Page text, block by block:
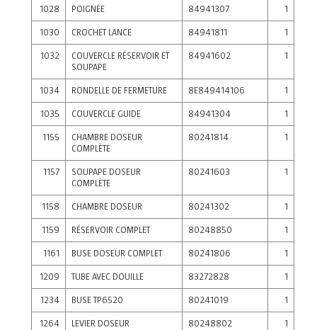
1028 POIGNÉE 84941307 1
1030 CROCHET LANCE 84941811 1
1032
COUVERCLE RÉSERVOIR ET
SOUPAPE
84941602 1
1034 RONDELLE DE FERMETURE 8E849414106 1
1035 COUVERCLE GUIDE 84941304 1
1155
CHAMBRE DOSEUR
COMPLÈTE
80241814 1
1157
SOUPAPE DOSEUR
COMPLÈTE
80241603 1
1158 CHAMBRE DOSEUR 80241302 1
1159 RÉSERVOIR COMPLET 80248850 1
1161 BUSE DOSEUR COMPLET 80241806 1
1209 TUBE AVEC DOUILLE 83272828 1
1234 BUSE TP6520 80241019 1
1264 LEVIER DOSEUR 80248802 1